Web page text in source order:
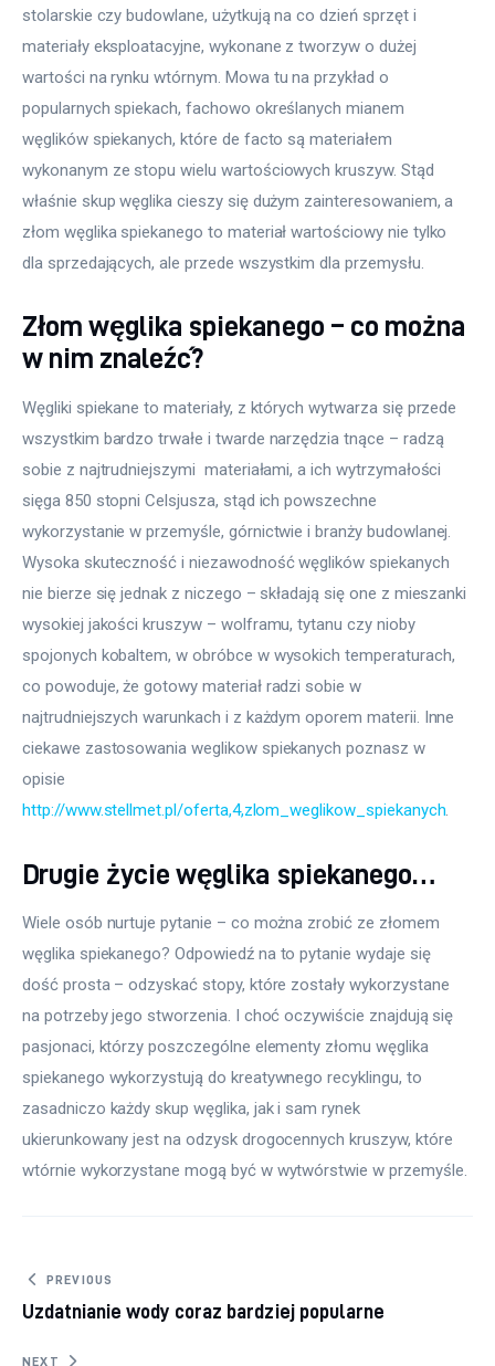
stolarskie czy budowlane, użytkują na co dzień sprzęt i
materiały eksploatacyjne, wykonane z tworzyw o dużej
wartości na rynku wtórnym. Mowa tu na przykład o
popularnych spiekach, fachowo określanych mianem
węglików spiekanych, które de facto są materiałem
wykonanym ze stopu wielu wartościowych kruszyw. Stąd
właśnie skup węglika cieszy się dużym zainteresowaniem, a
złom węglika spiekanego to materiał wartościowy nie tylko
dla sprzedających, ale przede wszystkim dla przemysłu.
Złom węglika spiekanego – co można
w nim znaleźć?
Węgliki spiekane to materiały, z których wytwarza się przede
wszystkim bardzo trwałe i twarde narzędzia tnące – radzą
sobie z najtrudniejszymi  materiałami, a ich wytrzymałości
sięga 850 stopni Celsjusza, stąd ich powszechne
wykorzystanie w przemyśle, górnictwie i branży budowlanej.
Wysoka skuteczność i niezawodność węglików spiekanych
nie bierze się jednak z niczego – składają się one z mieszanki
wysokiej jakości kruszyw – wolframu, tytanu czy nioby
spojonych kobaltem, w obróbce w wysokich temperaturach,
co powoduje, że gotowy materiał radzi sobie w
najtrudniejszych warunkach i z każdym oporem materii. Inne
ciekawe zastosowania weglikow spiekanych poznasz w
opisie
http://www.stellmet.pl/oferta,4,zlom_weglikow_spiekanych.
Drugie życie węglika spiekanego…
Wiele osób nurtuje pytanie – co można zrobić ze złomem
węglika spiekanego? Odpowiedź na to pytanie wydaje się
dość prosta – odzyskać stopy, które zostały wykorzystane
na potrzeby jego stworzenia. I choć oczywiście znajdują się
pasjonaci, którzy poszczególne elementy złomu węglika
spiekanego wykorzystują do kreatywnego recyklingu, to
zasadniczo każdy skup węglika, jak i sam rynek
ukierunkowany jest na odzysk drogocennych kruszyw, które
wtórnie wykorzystane mogą być w wytwórstwie w przemyśle.
Nawigacja wpisu
PREVIOUS
Uzdatnianie wody coraz bardziej popularne
NEXT